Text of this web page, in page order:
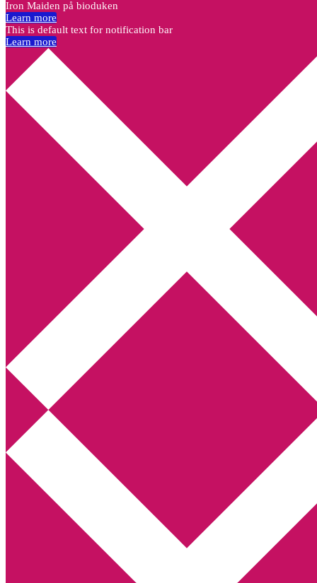
Annikas litteratur- och kulturblogg
Deckare, kriminalromaner, thrillers
Hem
Boktolva
Författarfemman
Kontakt
Webbshop Amazon
Iron Maiden på bioduken
Learn more
This is default text for notification bar
Learn more